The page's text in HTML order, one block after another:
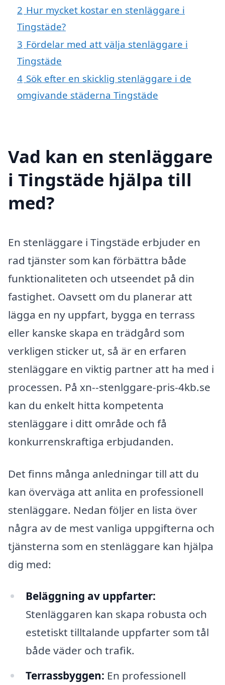
2 Hur mycket kostar en stenläggare i
Tingstäde?
3 Fördelar med att välja stenläggare i
Tingstäde
4 Sök efter en skicklig stenläggare i de
omgivande städerna Tingstäde
Vad kan en stenläggare
i Tingstäde hjälpa till
med?
En stenläggare i Tingstäde erbjuder en
rad tjänster som kan förbättra både
funktionaliteten och utseendet på din
fastighet. Oavsett om du planerar att
lägga en ny uppfart, bygga en terrass
eller kanske skapa en trädgård som
verkligen sticker ut, så är en erfaren
stenläggare en viktig partner att ha med i
processen. På xn--stenlggare-pris-4kb.se
kan du enkelt hitta kompetenta
stenläggare i ditt område och få
konkurrenskraftiga erbjudanden.
Det finns många anledningar till att du
kan överväga att anlita en professionell
stenläggare. Nedan följer en lista över
några av de mest vanliga uppgifterna och
tjänsterna som en stenläggare kan hjälpa
dig med:
Beläggning av uppfarter:
Stenläggaren kan skapa robusta och
estetiskt tilltalande uppfarter som tål
både väder och trafik.
Terrassbyggen: En professionell